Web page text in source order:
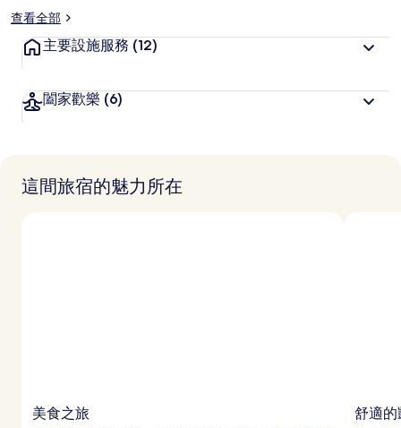
查看全部
主要設施服務 (12)
闔家歡樂 (6)
這間旅宿的魅力所在
美食之旅 舒適的